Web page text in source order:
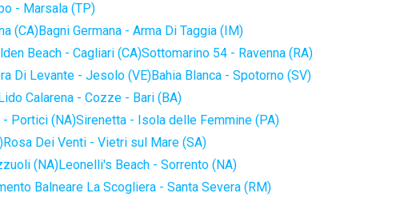
- Marsala (TP)
(CA)Bagni Germana - Arma Di Taggia (IM)
Beach - Cagliari (CA)Sottomarino 54 - Ravenna (RA)
Di Levante - Jesolo (VE)Bahia Blanca - Spotorno (SV)
Calarena - Cozze - Bari (BA)
- Portici (NA)Sirenetta - Isola delle Femmine (PA)
Rosa Dei Venti - Vietri sul Mare (SA)
(NA)Leonelli's Beach - Sorrento (NA)
Balneare La Scogliera - Santa Severa (RM)